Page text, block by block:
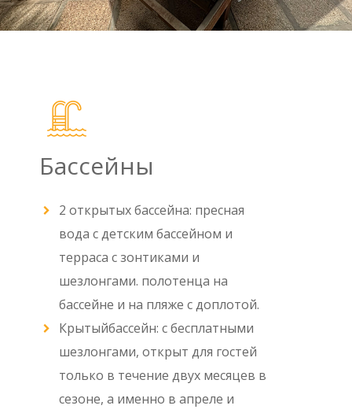
Бассейны
2 открытых бассейна: пресная
вода с детским бассейном и
терраса с зонтиками и
шезлонгами. полотенца на
бассейне и на пляже с доплотой.
Крытыйбассейн: с бесплатными
шезлонгами, открыт для гостей
только в течение двух месяцев в
сезоне, а именно в апреле и